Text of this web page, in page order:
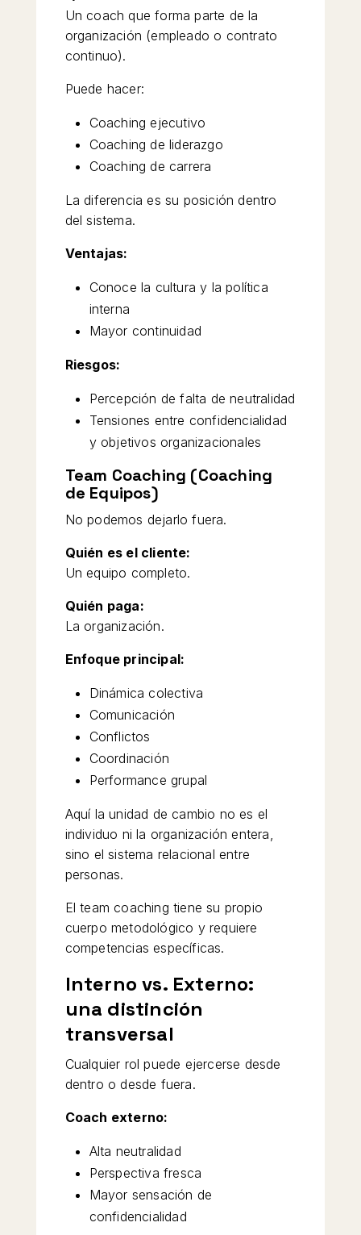
Un coach que forma parte de la
organización (empleado o contrato
continuo).
Puede hacer:
Coaching ejecutivo
Coaching de liderazgo
Coaching de carrera
La diferencia es su posición dentro
del sistema.
Ventajas:
Conoce la cultura y la política
interna
Mayor continuidad
Riesgos:
Percepción de falta de neutralidad
Tensiones entre confidencialidad
y objetivos organizacionales
Team Coaching (Coaching
de Equipos)
No podemos dejarlo fuera.
Quién es el cliente:
Un equipo completo.
Quién paga:
La organización.
Enfoque principal:
Dinámica colectiva
Comunicación
Conflictos
Coordinación
Performance grupal
Aquí la unidad de cambio no es el
individuo ni la organización entera,
sino el sistema relacional entre
personas.
El team coaching tiene su propio
cuerpo metodológico y requiere
competencias específicas.
Interno vs. Externo:
una distinción
transversal
Cualquier rol puede ejercerse desde
dentro o desde fuera.
Coach externo:
Alta neutralidad
Perspectiva fresca
Mayor sensación de
confidencialidad